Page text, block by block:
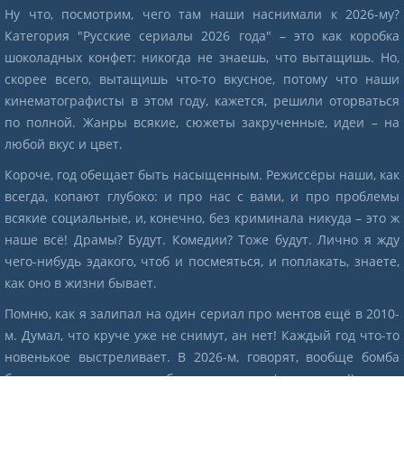
Ну что, посмотрим, чего там наши наснимали к 2026-му?
Категория "Русские сериалы 2026 года" – это как коробка
шоколадных конфет: никогда не знаешь, что вытащишь. Но,
скорее всего, вытащишь что-то вкусное, потому что наши
кинематографисты в этом году, кажется, решили оторваться
по полной. Жанры всякие, сюжеты закрученные, идеи – на
любой вкус и цвет.
Короче, год обещает быть насыщенным. Режиссёры наши, как
всегда, копают глубоко: и про нас с вами, и про проблемы
всякие социальные, и, конечно, без криминала никуда – это ж
наше всё! Драмы? Будут. Комедии? Тоже будут. Лично я жду
чего-нибудь эдакого, чтоб и посмеяться, и поплакать, знаете,
как оно в жизни бывает.
Помню, как я залипал на один сериал про ментов ещё в 2010-
м. Думал, что круче уже не снимут, ан нет! Каждый год что-то
новенькое выстреливает. В 2026-м, говорят, вообще бомба
будет: и продолжения любимых сериалов (наконец-то!), и что-